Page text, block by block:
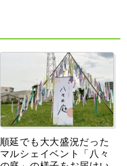
順延でも大大盛況だった
マルシェイベント「八々